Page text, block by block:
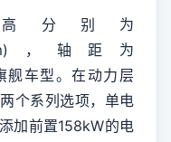
分别为
，轴距为
舰车型。在动力层
个系列选项，单电
加前置158kW的电